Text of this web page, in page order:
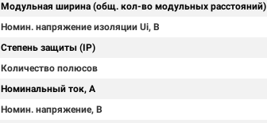
Модульная ширина (общ. кол-во модульных расстояний)
Номин. напряжение изоляции Ui, В
Степень защиты (IP)
Количество полюсов
Номинальный ток, А
Номин. напряжение, В